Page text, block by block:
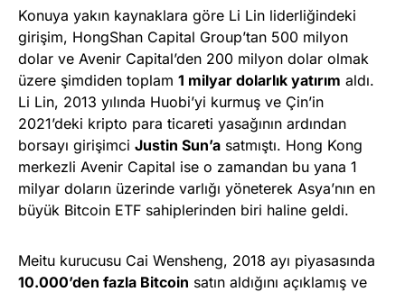
Konuya yakın kaynaklara göre Li Lin liderliğindeki
girişim, HongShan Capital Group’tan 500 milyon
dolar ve Avenir Capital’den 200 milyon dolar olmak
üzere şimdiden toplam 1 milyar dolarlık yatırım aldı.
Li Lin, 2013 yılında Huobi’yi kurmuş ve Çin’in
2021’deki kripto para ticareti yasağının ardından
borsayı girişimci Justin Sun’a satmıştı. Hong Kong
merkezli Avenir Capital ise o zamandan bu yana 1
milyar doların üzerinde varlığı yöneterek Asya’nın en
büyük Bitcoin ETF sahiplerinden biri haline geldi.
Meitu kurucusu Cai Wensheng, 2018 ayı piyasasında
10.000’den fazla Bitcoin satın aldığını açıklamış ve